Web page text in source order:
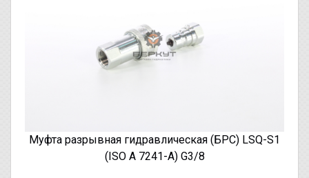
Муфта разрывная гидравлическая (БРС) LSQ-S1
(ISO A 7241-A) G3/8